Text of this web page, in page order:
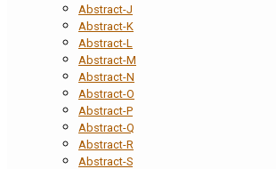
Abstract-J
Abstract-K
Abstract-L
Abstract-M
Abstract-N
Abstract-O
Abstract-P
Abstract-Q
Abstract-R
Abstract-S